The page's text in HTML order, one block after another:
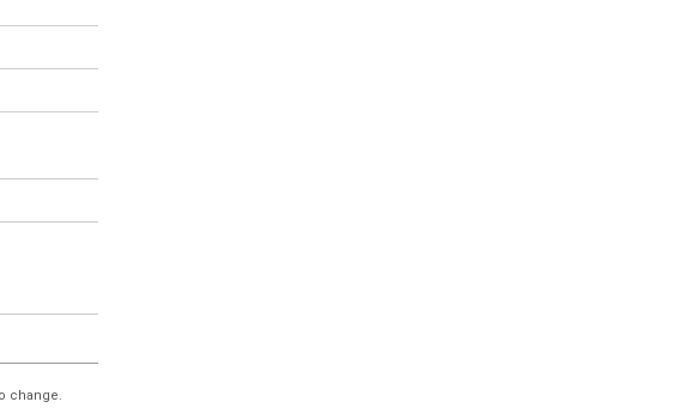
change.